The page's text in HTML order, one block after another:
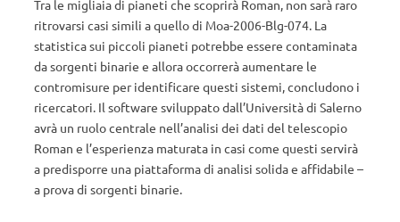
Tra le migliaia di pianeti che scoprirà Roman, non sarà raro
ritrovarsi casi simili a quello di Moa-2006-Blg-074. La
statistica sui piccoli pianeti potrebbe essere contaminata
da sorgenti binarie e allora occorrerà aumentare le
contromisure per identificare questi sistemi, concludono i
ricercatori. Il software sviluppato dall’Università di Salerno
avrà un ruolo centrale nell’analisi dei dati del telescopio
Roman e l’esperienza maturata in casi come questi servirà
a predisporre una piattaforma di analisi solida e affidabile –
a prova di sorgenti binarie.